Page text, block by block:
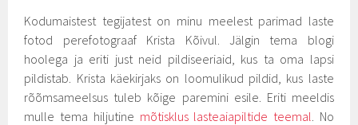
Kodumaistest tegijatest on minu meelest parimad laste
fotod perefotograaf Krista Kõivul. Jälgin tema blogi
hoolega ja eriti just neid pildiseeriaid, kus ta oma lapsi
pildistab. Krista käekirjaks on loomulikud pildid, kus laste
rõõmsameelsus tuleb kõige paremini esile. Eriti meeldis
mulle tema hiljutine mõtisklus lasteaiapiltide teemal . No